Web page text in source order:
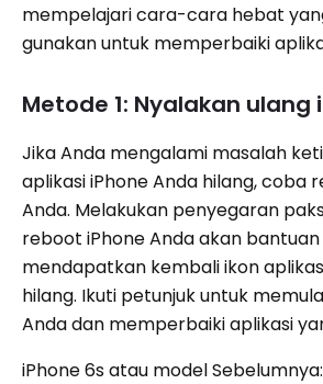
mempelajari cara-cara hebat
gunakan untuk memperbaiki
Metode 1: Nyalakan ulang
Jika Anda mengalami masalah
aplikasi iPhone Anda hilang, coba
Anda. Melakukan penyegaran
reboot iPhone Anda akan
mendapatkan kembali ikon
hilang. Ikuti petunjuk untuk
Anda dan memperbaiki aplikasi
iPhone 6s atau model